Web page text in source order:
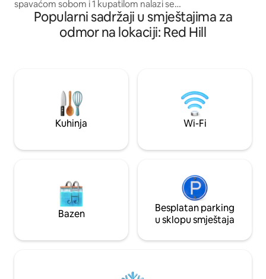
spavaćom sobom i 1 kupatilom nalazi se
na hektaru zemljišta koji je potpuno
odvojen od glavne kuće. Sa ogradom u
dvorištu, masažnom kadom, visećom
kafom, čajem i vrućim kakaom. * Madrac
od memorijske pjene veličine bračnog
za suđe, aparatom za kafu *Privatni
destinacija. Uživajte u inspirativnom
terenu,
se kao kod kuće.
Popularni sadržaji u smještajima za
odmor na lokaciji: Red Hill
Kuhinja Wi-Fi
Bazen
Besplatan parking
u sklopu smještaja